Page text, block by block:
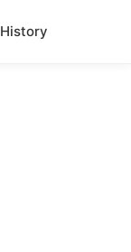
History